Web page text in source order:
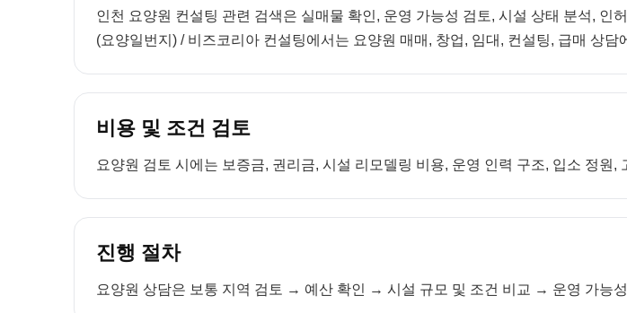
인천 요양원 컨설팅 관련 검색은 실매물 확인, 운영 가능성 검토, 시설 상태 분석,
(요양일번지) / 비즈코리아 컨설팅에서는 요양원 매매, 창업, 임대, 컨설팅, 급매 상담
비용 및 조건 검토
요양원 검토 시에는 보증금, 권리금, 시설 리모델링 비용, 운영 인력 구조, 입소 정원
진행 절차
요양원 상담은 보통 지역 검토 → 예산 확인 → 시설 규모 및 조건 비교 → 운영 가능